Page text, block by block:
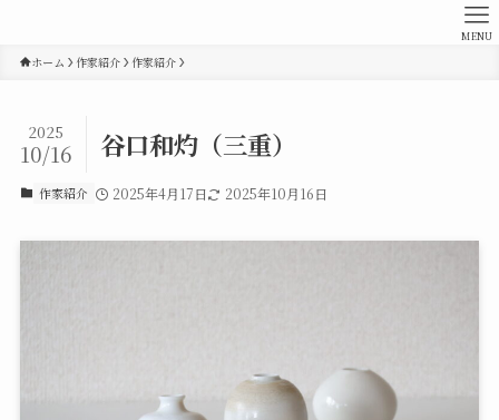
MENU
ホーム 作家紹介 作家紹介
谷口和灼（三重）
2025
10/16
作家紹介 2025年4月17日 2025年10月16日